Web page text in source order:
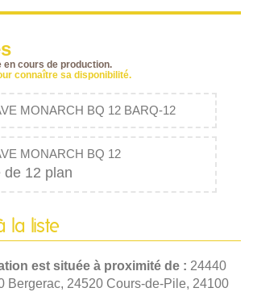
en cours de production.
connaître sa disponibilité.
MONARCH BQ 12 BARQ-12
MONARCH BQ 12
de 12 plan
la liste
est située à proximité de : 24440
Bergerac, 24520 Cours-de-Pile, 24100